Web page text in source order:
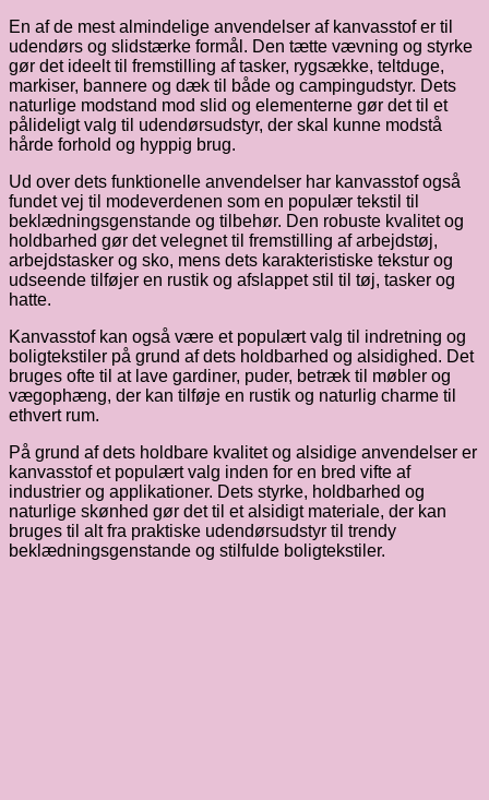
En af de mest almindelige anvendelser af kanvasstof er til
udendørs og slidstærke formål. Den tætte vævning og styrke
gør det ideelt til fremstilling af tasker, rygsække, teltduge,
markiser, bannere og dæk til både og campingudstyr. Dets
naturlige modstand mod slid og elementerne gør det til et
pålideligt valg til udendørsudstyr, der skal kunne modstå
hårde forhold og hyppig brug.
Ud over dets funktionelle anvendelser har kanvasstof også
fundet vej til modeverdenen som en populær tekstil til
beklædningsgenstande og tilbehør. Den robuste kvalitet og
holdbarhed gør det velegnet til fremstilling af arbejdstøj,
arbejdstasker og sko, mens dets karakteristiske tekstur og
udseende tilføjer en rustik og afslappet stil til tøj, tasker og
hatte.
Kanvasstof kan også være et populært valg til indretning og
boligtekstiler på grund af dets holdbarhed og alsidighed. Det
bruges ofte til at lave gardiner, puder, betræk til møbler og
vægophæng, der kan tilføje en rustik og naturlig charme til
ethvert rum.
På grund af dets holdbare kvalitet og alsidige anvendelser er
kanvasstof et populært valg inden for en bred vifte af
industrier og applikationer. Dets styrke, holdbarhed og
naturlige skønhed gør det til et alsidigt materiale, der kan
bruges til alt fra praktiske udendørsudstyr til trendy
beklædningsgenstande og stilfulde boligtekstiler.